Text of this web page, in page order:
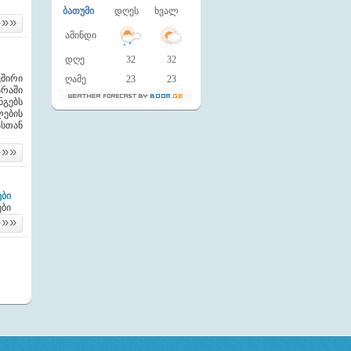
ბათუმი დღეს ხვალ
ამინდი
დღე 32
32
ღამე
23 23